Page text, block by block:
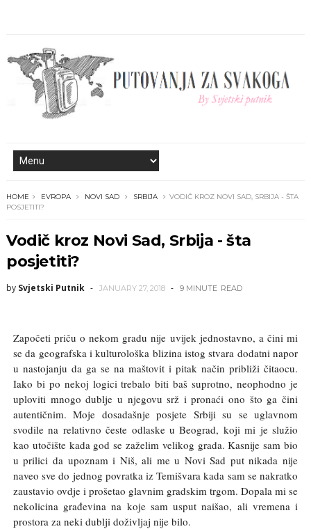
HOME EVROPA NOVI SAD SRBIJA
VODIČ KROZ NOVI SAD, SRBIJA - ŠTA
POSJETITI?
Vodič kroz Novi Sad, Srbija - šta
posjetiti?
by Svjetski Putnik JANUARY 27, 2018 9 MINUTE READ
Započeti priču o nekom gradu nije uvijek jednostavno, a čini mi
se da geografska i kulturološka blizina istog stvara dodatni napor
u nastojanju da ga se na maštovit i pitak način približi čitaocu.
Iako bi po nekoj logici trebalo biti baš suprotno, neophodno je
uploviti mnogo dublje u njegovu srž i pronaći ono što ga čini
autentičnim. Moje dosadašnje posjete Srbiji su se uglavnom
svodile na relativno česte odlaske u Beograd, koji mi je služio
kao utočište kada god se zaželim velikog grada. Kasnije sam bio
u prilici da upoznam i Niš, ali me u Novi Sad put nikada nije
naveo sve do jednog povratka iz Temišvara kada sam se nakratko
zaustavio ovdje i prošetao glavnim gradskim trgom. Dopala mi se
nekolicina građevina na koje sam usput naišao, ali vremena i
prostora za neki dublji doživljaj nije bilo.